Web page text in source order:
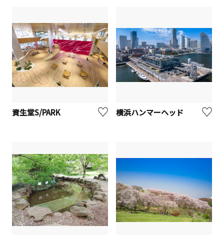
資生堂S/PARK 横浜ハンマーヘッド